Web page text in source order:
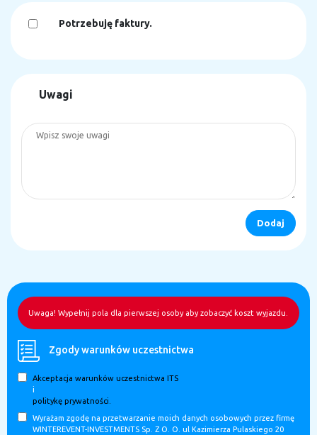
Potrzebuję faktury.
Uwagi
Uwaga! Wypełnij pola dla pierwszej osoby aby zobaczyć koszt wyjazdu.
Zgody warunków uczestnictwa
Akceptacja warunków uczestnictwa ITS
i
politykę prywatności.
Wyrażam zgodę na przetwarzanie moich danych osobowych przez firmę
WINTEREVENT-INVESTMENTS Sp. Z O. O. ul Kazimierza Pulaskiego 20